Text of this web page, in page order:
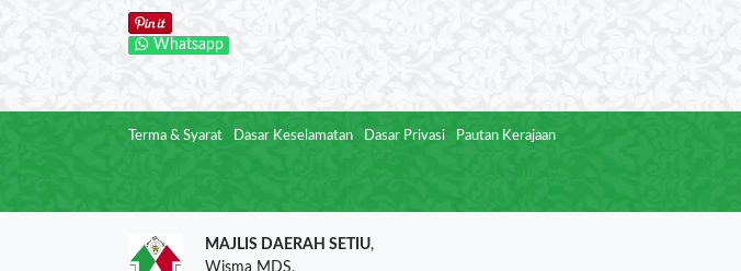
Whatsapp
Terma & Syarat Dasar Keselamatan Dasar Privasi Pautan Kerajaan
MAJLIS DAERAH SETIU,
Wisma MDS,